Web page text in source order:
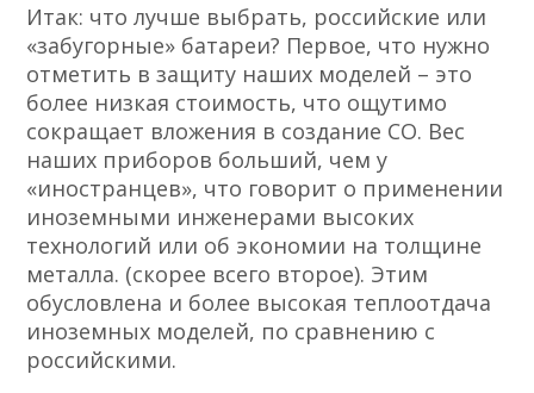
Итак: что лучше выбрать, российские или
«забугорные» батареи? Первое, что нужно
отметить в защиту наших моделей – это
более низкая стоимость, что ощутимо
сокращает вложения в создание СО. Вес
наших приборов больший, чем у
«иностранцев», что говорит о применении
иноземными инженерами высоких
технологий или об экономии на толщине
металла. (скорее всего второе). Этим
обусловлена и более высокая теплоотдача
иноземных моделей, по сравнению с
российскими.